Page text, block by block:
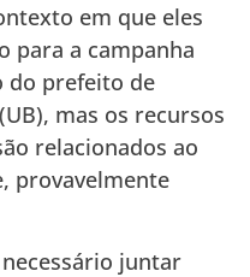
em que eles
para a campanha
do prefeito de
mas os recursos
relacionados ao
provavelmente
juntar